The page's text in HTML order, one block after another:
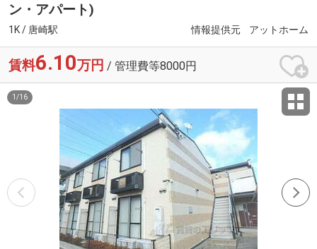
ン・アパート)
1K / 唐崎駅 情報提供元 アットホーム
賃料6.10万円 / 管理費等8000円
1 /16